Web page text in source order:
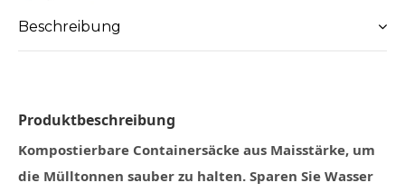
Beschreibung
Produktbeschreibung
Kompostierbare Containersäcke aus Maisstärke, um
die Mülltonnen sauber zu halten. Sparen Sie Wasser